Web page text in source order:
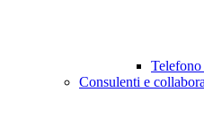
Telefono
Consulenti e